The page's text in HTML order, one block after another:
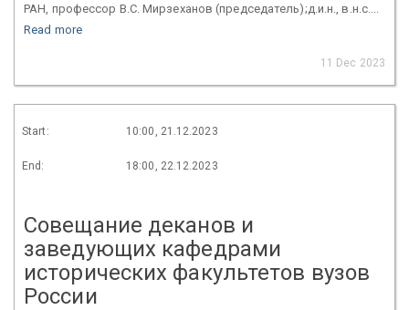
РАН, профессор В.С. Мирзеханов (председатель);д.и.н., в.н.с....
Read more
11 Dec 2023
Start: 10:00, 21.12.2023
End: 18:00, 22.12.2023
Совещание деканов и
заведующих кафедрами
исторических факультетов вузов
России